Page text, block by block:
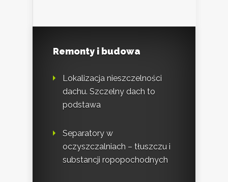
Remonty i budowa
Lokalizacja nieszczelności
dachu. Szczelny dach to
podstawa
Separatory w
oczyszczalniach – tłuszczu i
substancji ropopochodnych